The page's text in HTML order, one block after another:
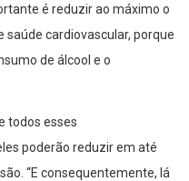
é reduzir ao máximo o
saúde cardiovascular, porque
de álcool e o
todos esses
poderão reduzir em até
“E consequentemente, lá